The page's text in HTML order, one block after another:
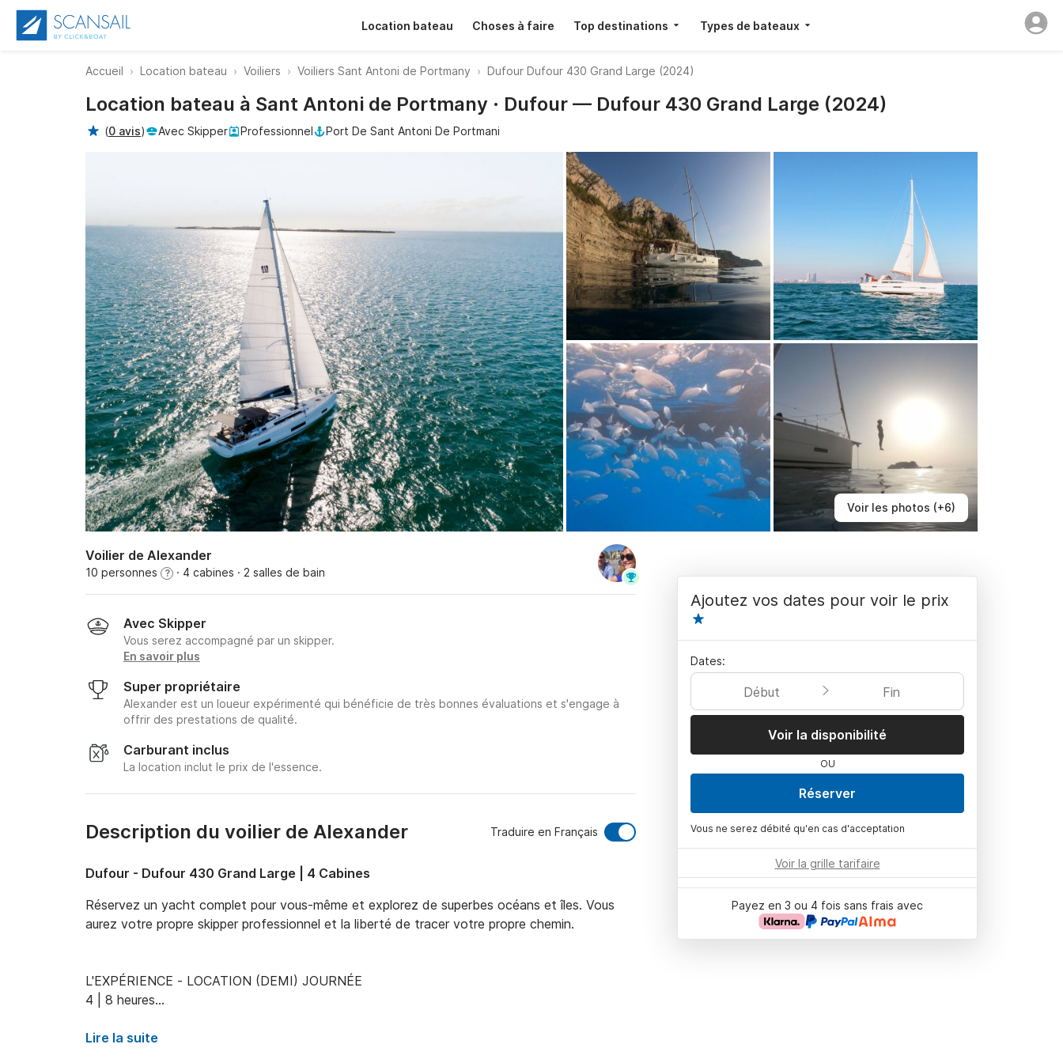
Location bateau Choses à faire Top destinations Types de bateaux
Accueil Location bateau Voiliers Voiliers Sant Antoni de Portmany Dufour Dufour 430 Grand Large (2024)
Voir les photos (+6)
Location bateau à Sant Antoni de Portmany · Dufour — Dufour 430 Grand Large (2024)
(0 avis) Avec Skipper Professionnel Port De Sant Antoni De Portmani
Voilier de Alexander
10 personnes ? · 4 cabines · 2 salles de bain
Avec Skipper
Vous serez accompagné par un skipper.
En savoir plus
Super propriétaire
Alexander est un loueur expérimenté qui bénéficie de très bonnes évaluations et s'engage à
offrir des prestations de qualité.
Carburant inclus
La location inclut le prix de l'essence.
Description du voilier de Alexander Traduire en Français
Dufour - Dufour 430 Grand Large | 4 Cabines
Réservez un yacht complet pour vous-même et explorez de superbes océans et îles. Vous
aurez votre propre skipper professionnel et la liberté de tracer votre propre chemin.
L'EXPÉRIENCE - LOCATION (DEMI) JOURNÉE
4 | 8 heures
Lire la suite
Ajoutez vos dates pour voir le prix
Dates:
Début Fin
Voir la disponibilité
OU
Réserver
Vous ne serez débité qu'en cas d'acceptation
Voir la grille tarifaire
Payez en 3 ou 4 fois sans frais avec